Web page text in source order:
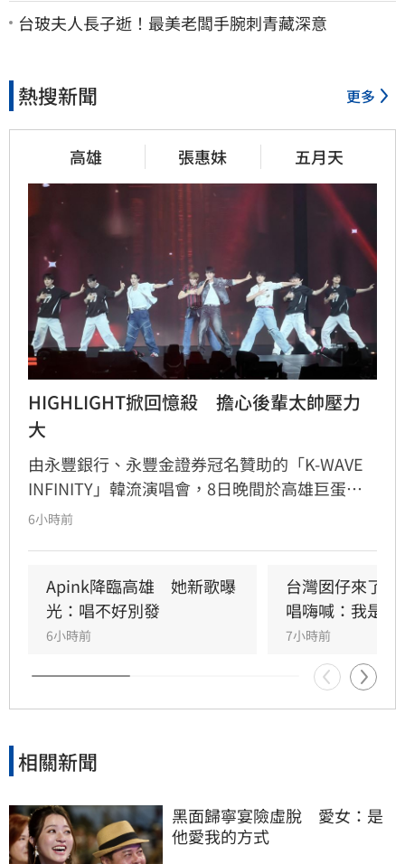
台玻夫人長子逝！最美老闆手腕刺青藏深意
熱搜新聞 更多
高雄 張惠妹 五月天
HIGHLIGHT掀回憶殺　擔心後輩太帥壓力
大
由永豐銀行、永豐金證券冠名贊助的「K-WAVE
INFINITY」韓流演唱會，8日晚間於高雄巨蛋熱
力開唱，集結NEWBEAT、FLARE U、CRAVITY、
熱情應援，尖叫與歡呼聲一路未停，最後由
HIGHLIGHT壓軸接管舞台，將現場氣氛推向最高
潮。
6小時前
Apink降臨高雄　她新歌曝
光：唱不好別發
6小時前
台灣囡仔來了
唱嗨喊：我是誰
7小時前
相關新聞
黑面歸寧宴險虛脫　愛女：是
他愛我的方式